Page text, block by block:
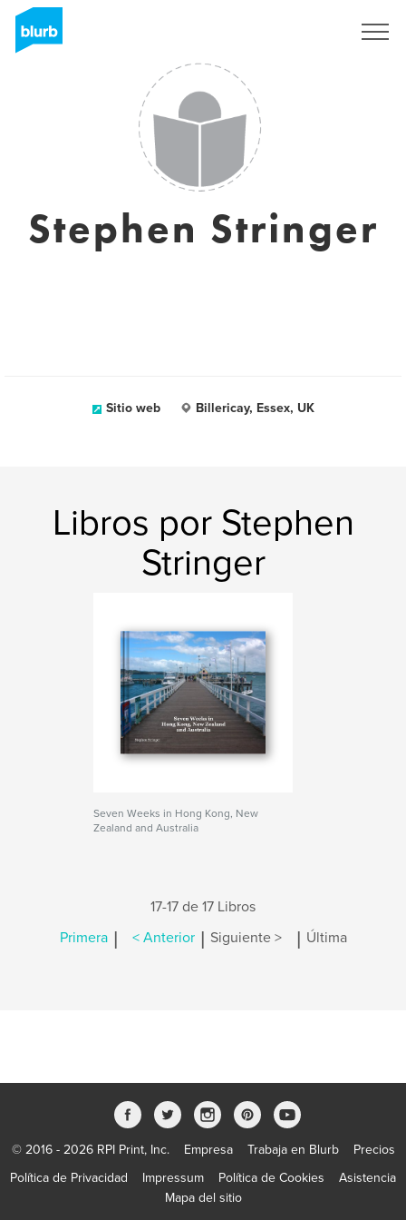
Stephen Stringer
Sitio web Billericay, Essex, UK
Libros por Stephen
Stringer
Seven Weeks in Hong Kong, New
Zealand and Australia
17-17 de 17 Libros
Primera | < Anterior | Siguiente > | Última
© 2016 - 2026 RPI Print, Inc. Empresa Trabaja en Blurb
Precios
Política de Privacidad
Impressum Política de Cookies
Asistencia
Mapa del sitio